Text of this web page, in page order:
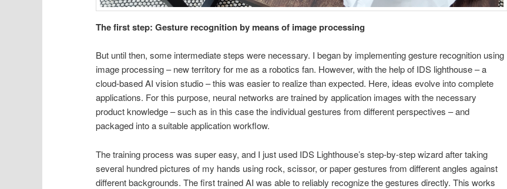
The first step: Gesture recognition by means of image processing
But until then, some intermediate steps were necessary. I began by implementing gesture recognition using
image processing – new territory for me as a robotics fan. However, with the help of IDS lighthouse – a
cloud-based AI vision studio – this was easier to realize than expected. Here, ideas evolve into complete
applications. For this purpose, neural networks are trained by application images with the necessary
product knowledge – such as in this case the individual gestures from different perspectives – and
packaged into a suitable application workflow.
The training process was super easy, and I just used IDS Lighthouse’s step-by-step wizard after taking
several hundred pictures of my hands using rock, scissor, or paper gestures from different angles against
different backgrounds. The first trained AI was able to reliably recognize the gestures directly. This works